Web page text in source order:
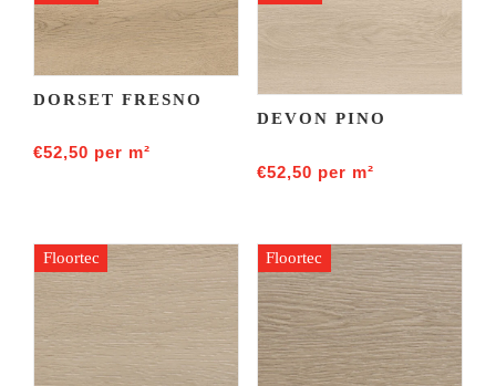
DORSET FRESNO
€52,50 per m²
DEVON PINO
€52,50 per m²
Floortec Floortec